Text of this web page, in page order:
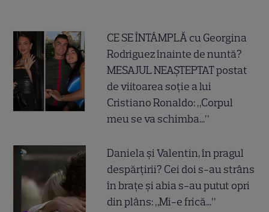
CE SE ÎNTÂMPLĂ cu Georgina
Rodriguez înainte de nuntă?
MESAJUL NEAȘTEPTAT postat
de viitoarea soție a lui
Cristiano Ronaldo: „Corpul
meu se va schimba...”
Daniela și Valentin, în pragul
despărțirii? Cei doi s-au strâns
în brațe și abia s-au putut opri
din plâns: „Mi-e frică...”